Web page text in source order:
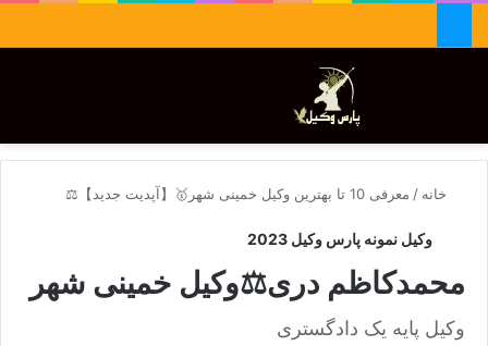
تغییر پوسته
خانه / معرفی 10 تا بهترین وکیل خمینی شهر🥇【آپدیت جدید】⚖️
وکیل نمونه پارس وکیل 2023
محمدکاظم دری⚖️وکیل خمینی شهر
وکیل پایه یک دادگستری